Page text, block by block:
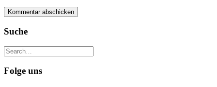
Suche
Folge uns